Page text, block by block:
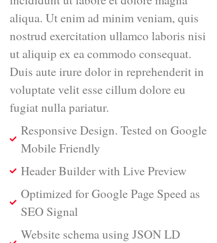
aliqua. Ut enim ad minim veniam, quis
nostrud exercitation ullamco laboris nisi
ut aliquip ex ea commodo consequat.
Duis aute irure dolor in reprehenderit in
voluptate velit esse cillum dolore eu
fugiat nulla pariatur.
Responsive Design. Tested on Google
Mobile Friendly
Header Builder with Live Preview
Optimized for Google Page Speed as
SEO Signal
Website schema using JSON LD